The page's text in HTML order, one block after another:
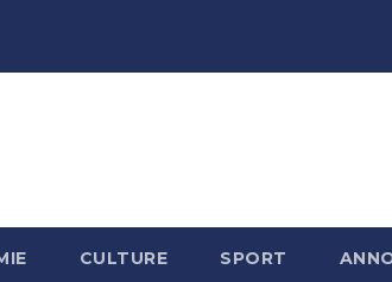
CULTURE SPORT